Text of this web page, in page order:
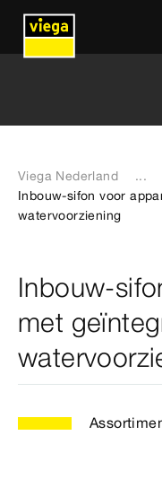
Viega Nederland
...
Inbouw-sifon voor
watervoorziening
Inbouw-
met